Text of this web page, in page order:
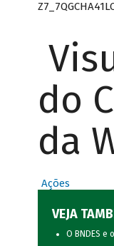
do
da
Ações
VEJA
O BNDES e